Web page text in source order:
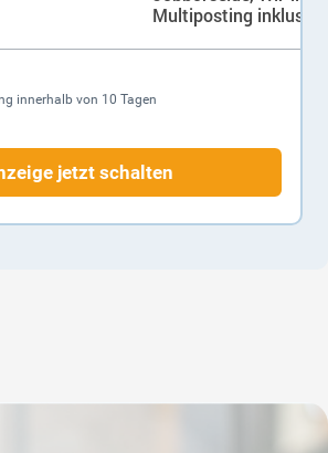
Multiposting inklusive
innerhalb von 10 Tagen
jetzt schalten